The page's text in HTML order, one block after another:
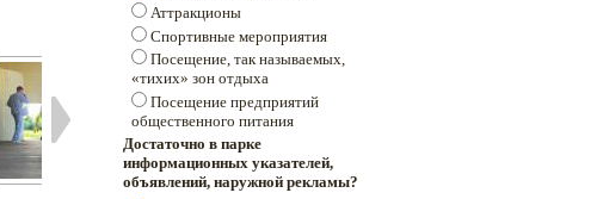
Аттракционы
Спортивные мероприятия
Посещение, так называемых,
«тихих» зон отдыха
Посещение предприятий
общественного питания
Достаточно в парке
информационных указателей,
объявлений, наружной рекламы?